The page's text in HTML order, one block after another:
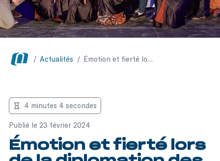
/ Actualités / Émotion et fierté lors de la diplomation des 16 infirmières et infirmiers étrangers
Publié le 23 février 2024
4 minutes 4 secondes
Émotion et fierté lors